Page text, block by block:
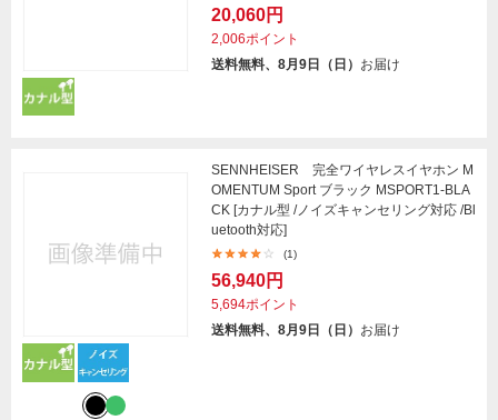
20,060円
2,006ポイント
送料無料、8月9日（日） お届け
SENNHEISER 完全ワイヤレスイヤホン M
OMENTUM Sport ブラック MSPORT1-BLA
CK [カナル型 /ノイズキャンセリング対応 /Bl
uetooth対応]
(1)
56,940円
5,694ポイント
送料無料、8月9日（日） お届け